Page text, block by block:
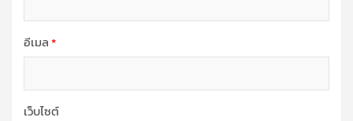
อีเมล*
เว็บไซต์